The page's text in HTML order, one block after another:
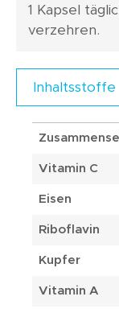
1 Kapsel
verzehren.
Inhaltsstoffe
Vitamin C
Eisen
Riboflavin
Kupfer
Vitamin A